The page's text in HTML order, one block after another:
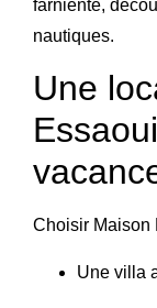
farniente,
nautiques.
Une
Choisir Maison
Une villa